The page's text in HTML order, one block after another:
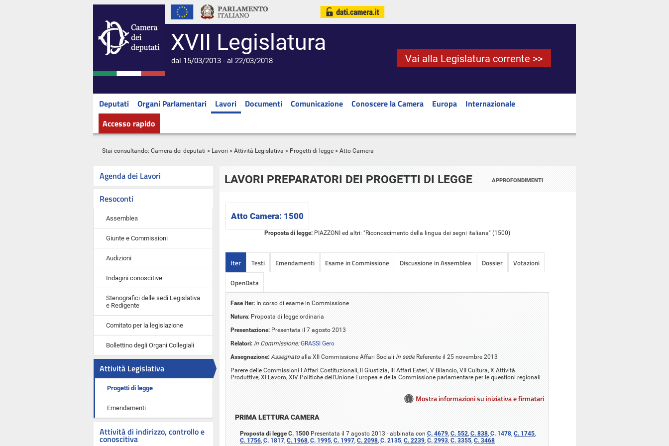
XVII Legislatura
dal 15/03/2013 - al 22/03/2018 Vai alla Legislatura corrente >>
Deputati Organi Parlamentari Lavori Documenti Comunicazione Conoscere la Camera Europa
Internazionale
Accesso rapido
Stai consultando: Camera dei deputati > Lavori > Attività Legislativa > Progetti di legge > Atto Camera
Agenda dei Lavori
Resoconti
Assemblea
Giunte e Commissioni
Audizioni
Indagini conoscitive
Stenografici delle sedi Legislativa
e Redigente
Comitato per la legislazione
Bollettino degli Organi Collegiali
Attività Legislativa
Progetti di legge
Emendamenti
Attività di indirizzo, controllo e
conoscitiva
LAVORI PREPARATORI DEI PROGETTI DI LEGGE APPROFONDIMENTI
Atto Camera: 1500
Proposta di legge: PIAZZONI ed altri: "Riconoscimento della lingua dei segni italiana" (1500)
Iter Testi Emendamenti Esame in Commissione Discussione in Assemblea Dossier
Votazioni
OpenData
Fase Iter: In corso di esame in Commissione
Natura: Proposta di legge ordinaria
Presentazione: Presentata il 7 agosto 2013
Relatori: in Commissione:GRASSI Gero
Assegnazione: Assegnatoalla XII Commissione Affari Sociali in sede Referente il 25 novembre 2013
Parere delle Commissioni I Affari Costituzionali, II Giustizia, III Affari Esteri, V Bilancio, VII Cultura, X Attività
Produttive, XI Lavoro, XIV Politiche dell'Unione Europea e della Commissione parlamentare per le questioni regionali
Mostra informazioni su iniziativa e firmatari
PRIMA LETTURA CAMERA
Proposta di legge C. 1500 Presentata il 7 agosto 2013 - abbinata con C. 4679, C. 552, C. 838, C. 1478, C. 1745,
C. 1756, C. 1817, C. 1968, C. 1995, C. 1997, C. 2098, C. 2135, C. 2239, C. 2993, C. 3355, C. 3468